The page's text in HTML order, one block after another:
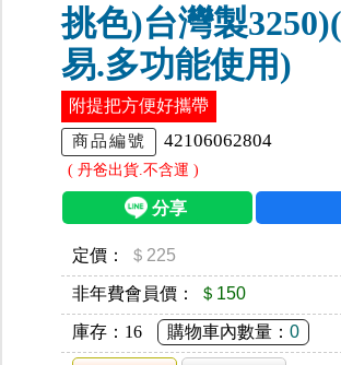
挑色)台灣製
易.多功能使用)
附提把方便好攜帶
商品編號 42106062804
( 丹爸出貨.不含運 )
定價： ＄225
非年費會員價： ＄150
庫存： 16 購物車內數量： 0